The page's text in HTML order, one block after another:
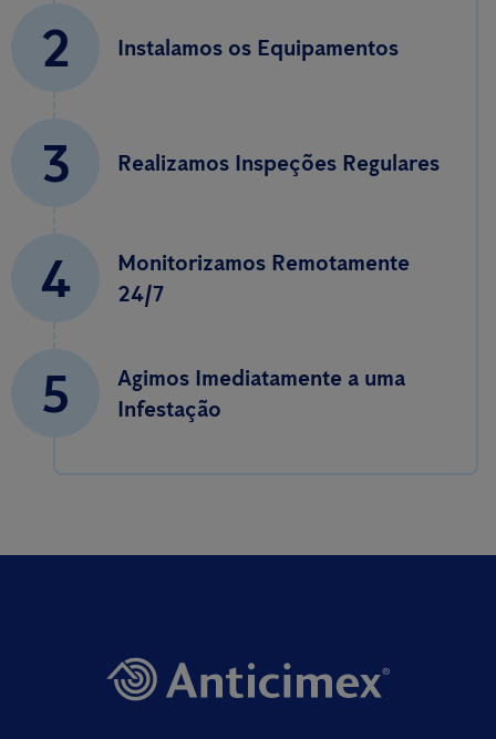
2 Instalamos os Equipamentos
3 Realizamos Inspeções Regulares
4
Monitorizamos Remotamente
24/7
5
Agimos Imediatamente a uma
Infestação